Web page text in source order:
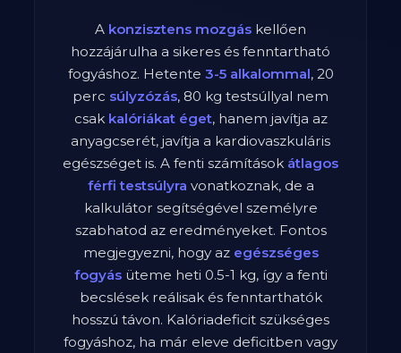
A konzisztens mozgás kellően
hozzájárulha a sikeres és fenntartható
fogyáshoz. Hetente 3-5 alkalommal, 20
perc súlyzózás, 80 kg testsúllyal nem
csak kalóriákat éget, hanem javítja az
anyagcserét, javítja a kardiovaszkuláris
egészséget is. A fenti számítások átlagos
férfi testsúlyra vonatkoznak, de a
kalkulátor segítségével személyre
szabhatod az eredményeket. Fontos
megjegyezni, hogy az egészséges
fogyásüteme heti 0.5-1 kg, így a fenti
becslések reálisak és fenntarthatók
hosszú távon. Kalóriadeficit szükséges
fogyáshoz, ha már eleve deficitben vagy